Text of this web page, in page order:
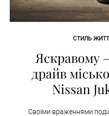
СТИЛЬ
Яскравому
драйв
Nissan
Своїми враженнями